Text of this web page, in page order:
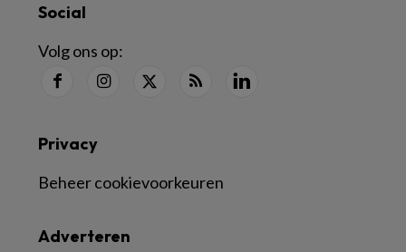
Social
Volg ons op:
Adverteren
Privacy
Beheer cookievoorkeuren